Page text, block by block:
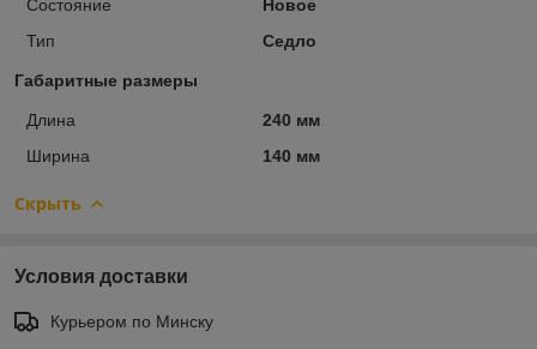
Состояние
Новое
Тип
Седло
Габаритные размеры
Длина
240 мм
Ширина
140 мм
Скрыть
Условия доставки
Курьером по Минску